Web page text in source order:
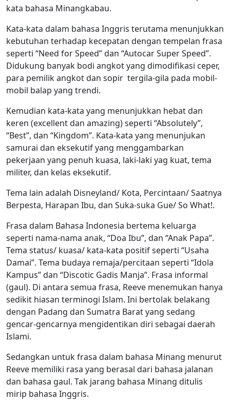
kata bahasa Minangkabau.
Kata-kata dalam bahasa Inggris terutama menunjukkan
kebutuhan terhadap kecepatan dengan tempelan frasa
seperti “Need for Speed” dan “Autocar Super Speed”.
Didukung banyak bodi angkot yang dimodifikasi ceper,
para pemilik angkot dan sopir tergila-gila pada mobil-
mobil balap yang trendi.
Kemudian kata-kata yang menunjukkan hebat dan
keren (excellent dan amazing) seperti “Absolutely”,
“Best”, dan “Kingdom”. Kata-kata yang menunjukan
samurai dan eksekutif yang menggambarkan
pekerjaan yang penuh kuasa, laki-laki yag kuat, tema
militer, dan kelas eksekutif.
Tema lain adalah Disneyland/ Kota, Percintaan/ Saatnya
Berpesta, Harapan Ibu, dan Suka-suka Gue/ So What!.
Frasa dalam Bahasa Indonesia bertema keluarga
seperti nama-nama anak, “Doa Ibu”, dan “Anak Papa”.
Tema status/ kuasa/ kata-kata positif seperti “Usaha
Damai”. Tema budaya remaja/percitaan seperti “Idola
Kampus” dan “Discotic Gadis Manja”. Frasa informal
(gaul). Di antara semua frasa, Reeve menemukan hanya
sedikit hiasan terminogi Islam. Ini bertolak belakang
dengan Padang dan Sumatra Barat yang sedang
gencar-gencarnya mengidentikan diri sebagai daerah
Islami.
Sedangkan untuk frasa dalam bahasa Minang menurut
Reeve memiliki rasa yang berasal dari bahasa jalanan
dan bahasa gaul. Tak jarang bahasa Minang ditulis
mirip bahasa Inggris.